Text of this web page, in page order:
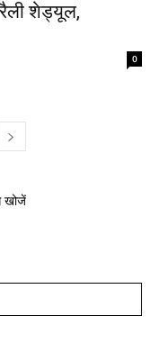
शेड्यूल,
0
खोजें